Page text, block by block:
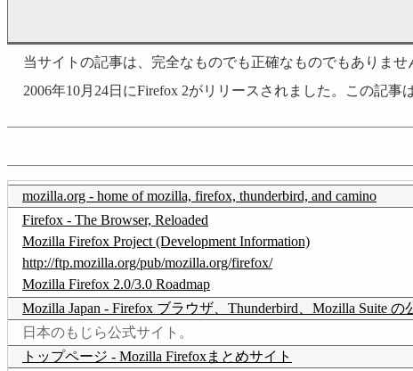
当サイトの記事は、完全なものでも正確なものでもありま
2006年10月24日にFirefox 2がリリースされました。この記
mozilla.org - home of mozilla, firefox, thunderbird, and camino
Firefox - The Browser, Reloaded
Mozilla Firefox Project (Development Information)
http://ftp.mozilla.org/pub/mozilla.org/firefox/
Mozilla Firefox 2.0/3.0 Roadmap
Mozilla Japan - Firefox ブラウザ、Thunderbird、Mozilla Suite の
日本のもじら公式サイト。
トップページ - Mozilla Firefoxまとめサイト